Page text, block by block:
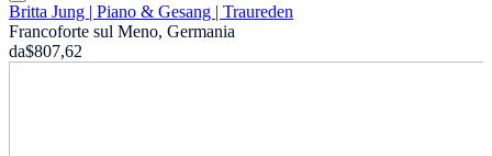
Britta Jung | Piano & Gesang | Traureden
Francoforte sul Meno, Germania
da$807,62